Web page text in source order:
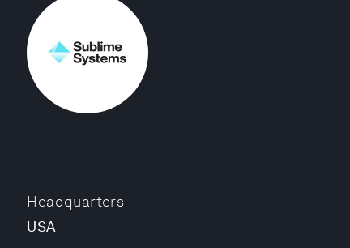
Headquarters
USA